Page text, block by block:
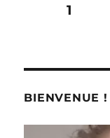
PAGE1
BIENVENUE !